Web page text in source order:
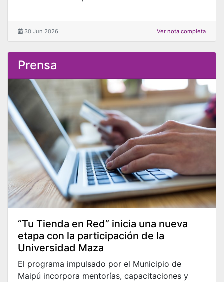
30 Jun 2026 Ver nota completa
Prensa
“Tu Tienda en Red” inicia una nueva
etapa con la participación de la
Universidad Maza
El programa impulsado por el Municipio de
Maipú incorpora mentorías, capacitaciones y